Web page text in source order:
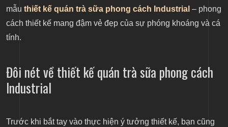
mẫu thiết kế quán trà sữa phong cách Industrial – phong
cách thiết kế mang đậm vẻ đẹp của sự phóng khoáng và cá
tính.
Đôi nét về thiết kế quán trà sữa phong cách
Industrial
Trước khi bắt tay vào thực hiện ý tưởng thiết kế, bạn cũng